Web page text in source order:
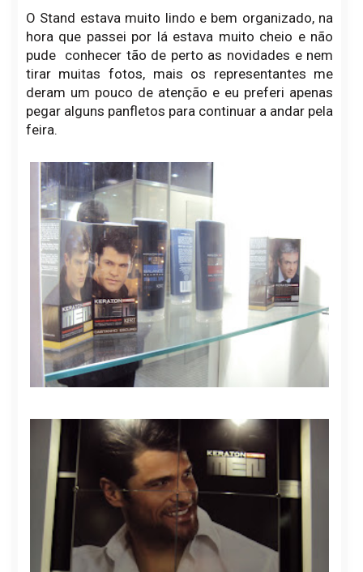
O Stand estava muito lindo e bem organizado, na
hora que passei por lá estava muito cheio e não
pude conhecer tão de perto as novidades e nem
tirar muitas fotos, mais os representantes me
deram um pouco de atenção e eu preferi apenas
pegar alguns panfletos para continuar a andar pela
feira.